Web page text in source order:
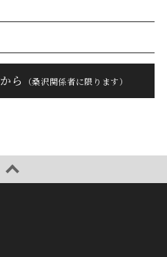
ら （桑沢関係者に限ります）